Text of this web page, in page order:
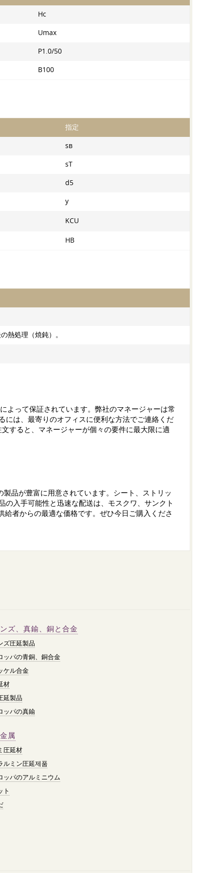
Hc
Umax
P1.0/50
B100
指定
sв
sT
d5
y
KCU
HB
熱処理（焼鈍）。
よって保証されています。弊社のマネージャーは常
には、最寄りのオフィスに便利な方法でご連絡くだ
すると、マネージャーが個々の要件に最大限に適
品が豊富に用意されています。シート、ストリッ
入手可能性と迅速な配送は、モスクワ、サンクト
者からの最適な価格です。ぜひ今日ご購入くださ
ズ、真鍮、銅と合金
ズ圧延製品
ッパの青銅、銅合金
ケル合金
材
延製品
ッパの真鍮
属
圧延材
ルミン圧延제품
ッパのアルミニウム
ト